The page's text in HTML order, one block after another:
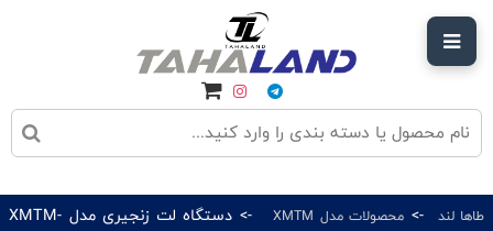
طاها لند -> محصولات مدل XMTM
-> دستگاه لت زنجیری مدل XMTM-